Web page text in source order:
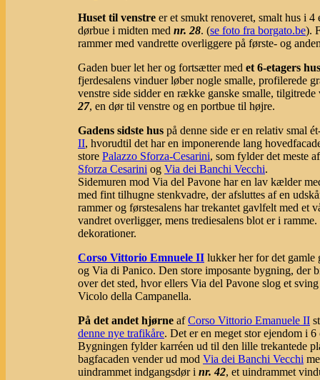
Huset til venstre er et smukt renoveret, smalt hus i 4
dørbue i midten med nr. 28. (se foto fra borgato.be).
rammer med vandrette overliggere på første- og
Gaden buer let her og fortsætter med et 6-etagers hus
fjerdesalens vinduer løber nogle smalle, profilerede
venstre side sidder en række ganske smalle,
27, en dør til venstre og en portbue til højre.
Gadens sidste hus på denne side er en relativ smal
II, hvorudtil det har en imponerende lang
store Palazzo Sforza-Cesarini, som fylder det meste
Sforza Cesarini og Via dei Banchi Vecchi.
Sidemuren mod Via del Pavone har en lav kælder
med fint tilhugne stenkvadre, der afsluttes af en
rammer og førstesalens har trekantet gavlfelt med et
vandret overligger, mens trediesalens blot er i
dekorationer.
Corso Vittorio Emnuele II lukker her for det
og Via di Panico. Den store imposante bygning, der
over det sted, hvor ellers Via del Pavone slog et
Vicolo della Campanella.
På det andet hjørne afCorso Vittorio Emanuele II
denne nye trafikåre. Det er en meget stor ejendom i
Bygningen fylder karréen ud til den lille trekantede
bagfacaden vender ud mod Via dei Banchi Vecchi
uindrammet indgangsdør i nr. 42, et uindrammet